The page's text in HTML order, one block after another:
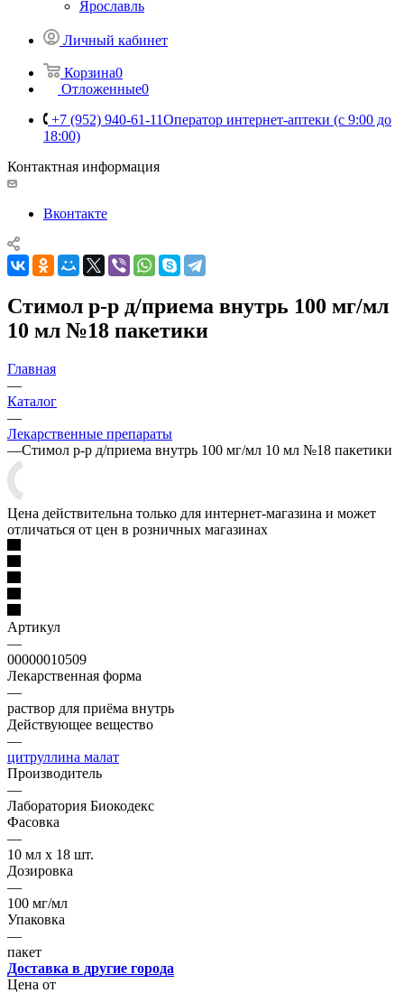
Ярославль
Личный кабинет
Корзина0
Отложенные0
+7 (952) 940-61-11Оператор интернет-аптеки (с 9:00 до
18:00)
Контактная информация
Вконтакте
Стимол р-р д/приема внутрь 100 мг/мл
10 мл №18 пакетики
Главная
—
Каталог
—
Лекарственные препараты
—Стимол р-р д/приема внутрь 100 мг/мл 10 мл №18 пакетики
Цена действительна только для интернет-магазина и может
отличаться от цен в розничных магазинах
Артикул
—
00000010509
Лекарственная форма
—
раствор для приёма внутрь
Действующее вещество
—
цитруллина малат
Производитель
—
Лаборатория Биокодекс
Фасовка
—
10 мл x 18 шт.
Дозировка
—
100 мг/мл
Упаковка
—
пакет
Доставка в другие города
Цена от